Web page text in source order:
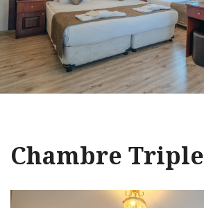
Chambre Triple